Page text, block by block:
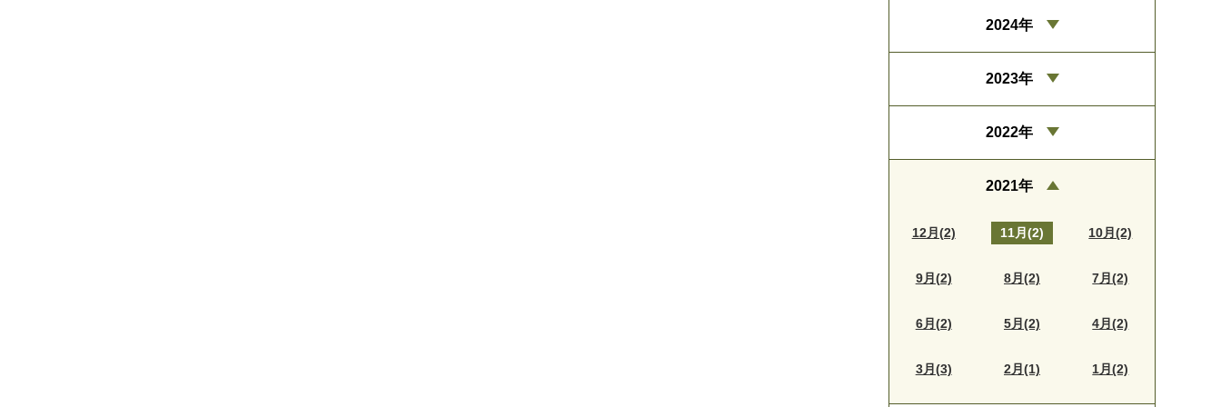
2024年
2023年
2022年
2021年
12月(2) 11月(2) 10月(2)
9月(2) 8月(2) 7月(2)
6月(2) 5月(2) 4月(2)
3月(3) 2月(1) 1月(2)